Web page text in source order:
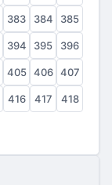
383 384 385
394 395 396
405 406 407
416 417 418